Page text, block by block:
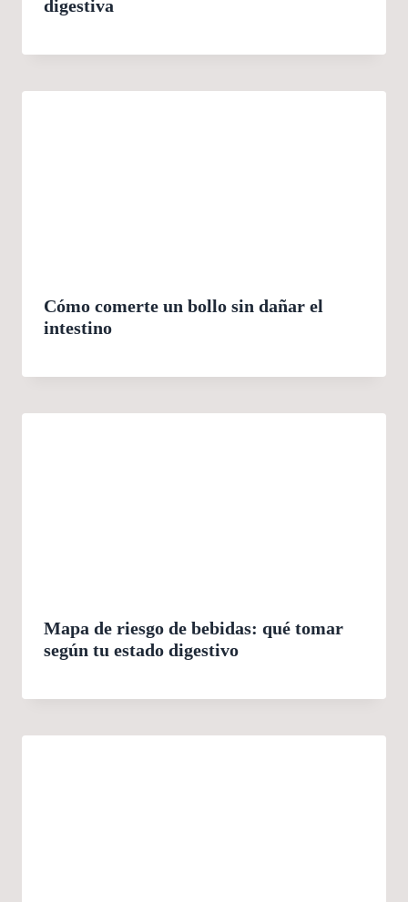
digestiva
Cómo comerte un bollo sin dañar el
intestino
Mapa de riesgo de bebidas: qué tomar
según tu estado digestivo